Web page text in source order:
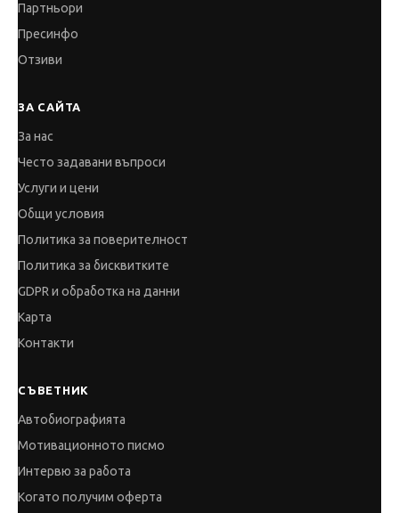
Партньори
Пресинфо
Отзиви
ЗА САЙТА
За нас
Често задавани въпроси
Услуги и цени
Общи условия
Политика за поверителност
Политика за бисквитките
GDPR и обработка на данни
Карта
Контакти
СЪВЕТНИК
Автобиографията
Мотивационното писмо
Интервю за работа
Когато получим оферта